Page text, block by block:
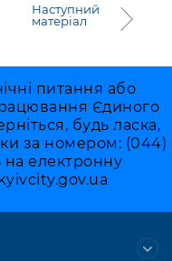
Наступний
матеріал
питання або
Єдиного
будь ласка,
за номером: (044)
на електронну